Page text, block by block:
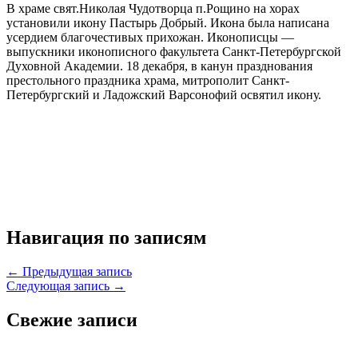
В храме свят.Николая Чудотворца п.Рощино на хорах
установили икону Пастырь Добрый. Икона была написана
усердием благочестивых прихожан. Иконописцы —
выпускники иконописного факультета Санкт-Петербургской
Духовной Академии. 18 декабря, в канун празднования
престольного праздника храма, митрополит Санкт-
Петербургский и Ладожский Варсонофий освятил икону.
Навигация по записям
← Предыдущая запись
Следующая запись →
Свежие записи